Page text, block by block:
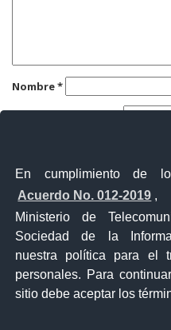
En cumplimiento de
Acuerdo No. 012-2019 ,
Ministerio de
Sociedad de la
nuestra política para el
personales. Para
sitio debe aceptar los
Nombre*
Correo electrónico*
Ventanilla
Sistema